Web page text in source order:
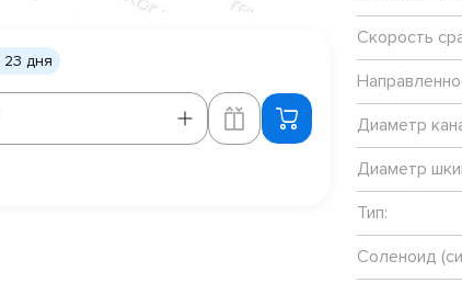
23 дня
Скорость
Диаметр
Диаметр
Тип:
Соленоид